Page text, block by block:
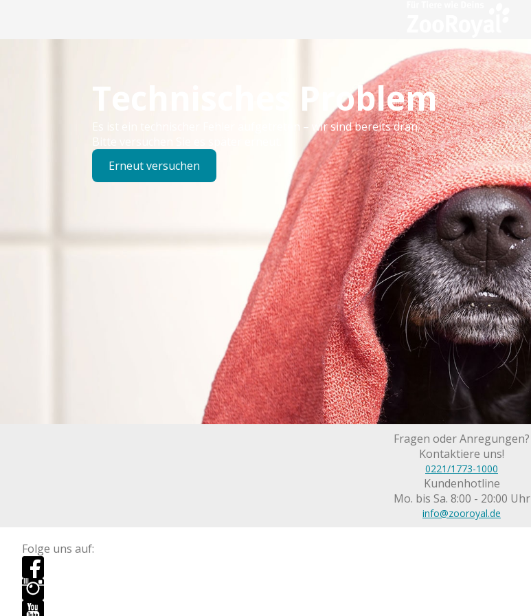
Technisches Problem
Es ist ein technischer Fehler aufgetreten – wir sind bereits dran.
Bitte versuchen Sie es später erneut.
Erneut versuchen
Fragen oder Anregungen?
Kontaktiere uns!
0221/1773-1000
Kundenhotline
Mo. bis Sa. 8:00 - 20:00 Uhr
info@zooroyal.de
Folge uns auf: